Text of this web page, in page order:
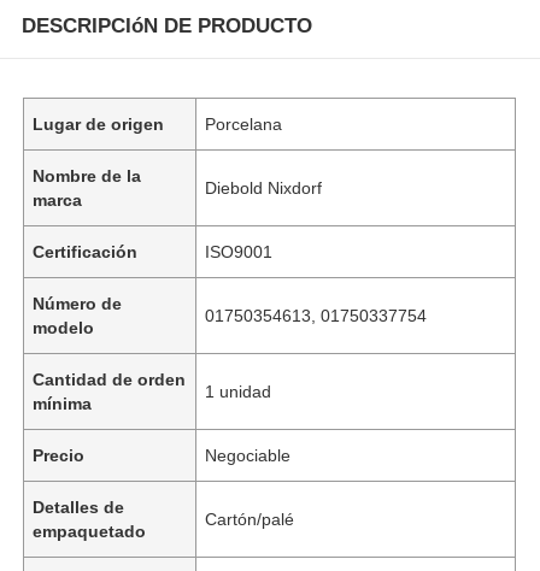
DESCRIPCIóN DE PRODUCTO
Lugar de origen Porcelana
Nombre de la
marca
Diebold Nixdorf
Certificación ISO9001
Número de
modelo
01750354613, 01750337754
Cantidad de orden
mínima
1 unidad
Precio Negociable
Detalles de
empaquetado
Cartón/palé